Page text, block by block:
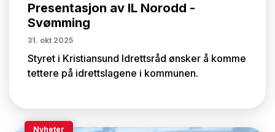
Presentasjon av IL Norodd -
Svømming
31. okt 2025
Styret i Kristiansund Idrettsråd ønsker å komme
tettere på idrettslagene i kommunen.
Nyheter